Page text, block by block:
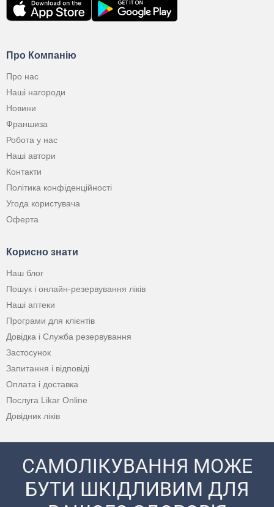
Про Компанію
Про нас
Наші нагороди
Новини
Франшиза
Робота у нас
Наші автори
Контакти
Політика конфіденційності
Угода користувача
Оферта
Корисно знати
Наш блог
Пошук і онлайн-резервування ліків
Наші аптеки
Програми для клієнтів
Довідка і Служба резервування
Застосунок
Запитання і відповіді
Оплата і доставка
Послуга Likar Online
Довідник ліків
САМОЛІКУВАННЯ МОЖЕ
БУТИ ШКІДЛИВИМ ДЛЯ